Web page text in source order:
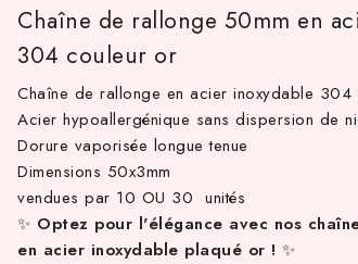
Chaîne de rallonge 50mm en
304 couleur or
Chaîne de rallonge en acier inoxydable 304
Acier hypoallergénique sans dispersion de
Dorure vaporisée longue tenue
Dimensions 50x3mm
vendues par 10 OU 30 unités
✨ Optez pour l'élégance avec nos
en acier inoxydable plaqué or ! ✨